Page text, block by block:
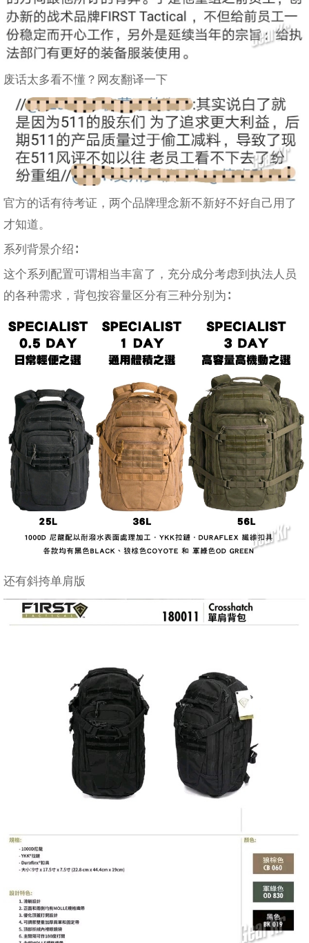
废话太多看不懂？网友翻译一下
官方的话有待考证，两个品牌理念新不新好不好自己用了
才知道。
系列背景介绍∶
这个系列配置可谓相当丰富了，充分成分考虑到执法人员
的各种需求，背包按容量区分有三种分别为∶
还有斜挎单肩版